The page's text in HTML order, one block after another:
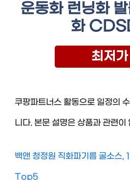
운동화 런닝화
화
최저가
쿠팡파트너스 활동으로 일정의
니다. 본문 설명은 상품과 관련이
백앤 청정원 직화파기름 굴소
Top5